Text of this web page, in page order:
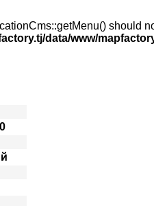
should
data/www/